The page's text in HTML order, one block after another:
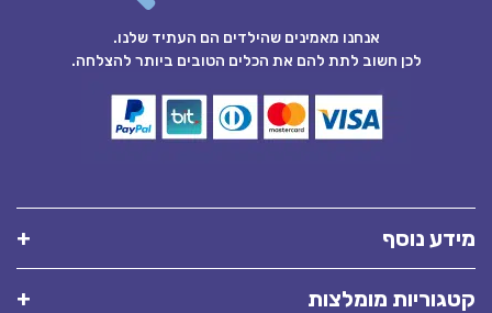
אנחנו מאמינים שהילדים הם העתיד שלנו.
לכן חשוב לתת להם את הכלים הטובים ביותר להצלחה.
מידע נוסף
קטגוריות מומלצות